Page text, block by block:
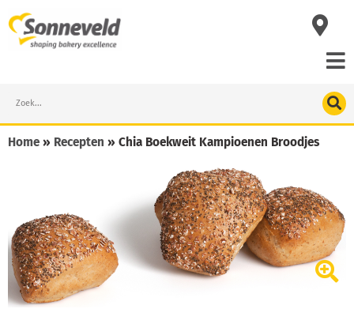
to
content
Search
Home » Recepten » Chia Boekweit Kampioenen Broodjes